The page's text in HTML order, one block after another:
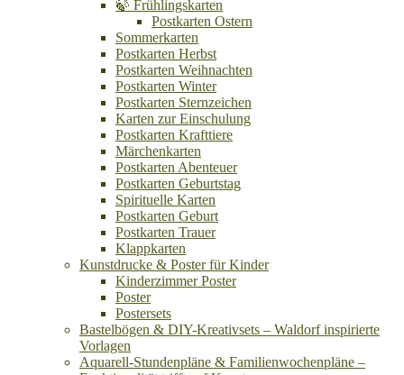
🍃 Frühlingskarten
Postkarten Ostern
Sommerkarten
Postkarten Herbst
Postkarten Weihnachten
Postkarten Winter
Postkarten Sternzeichen
Karten zur Einschulung
Postkarten Krafttiere
Märchenkarten
Postkarten Abenteuer
Postkarten Geburtstag
Spirituelle Karten
Postkarten Geburt
Postkarten Trauer
Klappkarten
Kunstdrucke & Poster für Kinder
Kinderzimmer Poster
Poster
Postersets
Bastelbögen & DIY-Kreativsets – Waldorf inspirierte
Vorlagen
Aquarell-Stundenpläne & Familienwochenpläne –